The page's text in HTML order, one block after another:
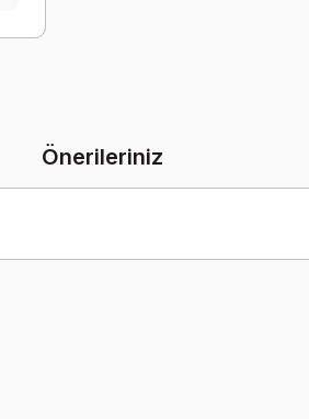
Önerileriniz